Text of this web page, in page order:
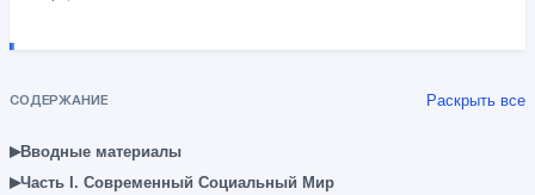
СОДЕРЖАНИЕ Раскрыть все
▸Вводные материалы
▸Часть I. Современный Социальный Мир